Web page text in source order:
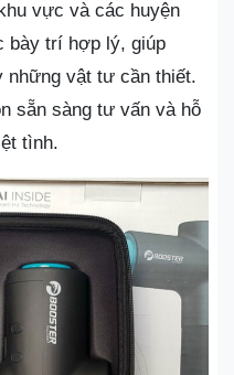
vực và các huyện
bày trí hợp lý, giúp
những vật tư cần thiết.
sẵn sàng tư vấn và hỗ
tình.